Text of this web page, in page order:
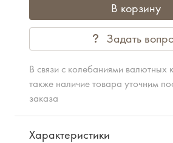
В корзину
Задать
В связи с колебаниями валютных
также наличие товара уточним
заказа
Характеристики